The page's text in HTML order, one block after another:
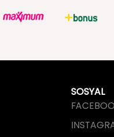
SOSYAL